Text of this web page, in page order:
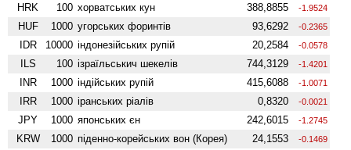
HRK 100 хорватських кун 388,8855 -1.9524
HUF 1000 угорських форинтів 93,6292 -0.2365
IDR 10000 індонезійських рупій 20,2584 -0.0578
ILS 100 ізраїльськич шекелів 744,3129 -1.4201
INR 1000 індійських рупій 415,6088 -1.0071
IRR 1000 іранських ріалів 0,8320 -0.0021
JPY 1000 японських єн 242,6015 -1.2745
KRW 1000 піденно-корейських вон (Корея) 24,1553 -0.1469